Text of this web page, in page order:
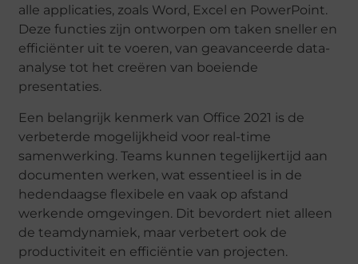
alle applicaties, zoals Word, Excel en PowerPoint.
Deze functies zijn ontworpen om taken sneller en
efficiënter uit te voeren, van geavanceerde data-
analyse tot het creëren van boeiende
presentaties.
Een belangrijk kenmerk van Office 2021 is de
verbeterde mogelijkheid voor real-time
samenwerking. Teams kunnen tegelijkertijd aan
documenten werken, wat essentieel is in de
hedendaagse flexibele en vaak op afstand
werkende omgevingen. Dit bevordert niet alleen
de teamdynamiek, maar verbetert ook de
productiviteit en efficiëntie van projecten.